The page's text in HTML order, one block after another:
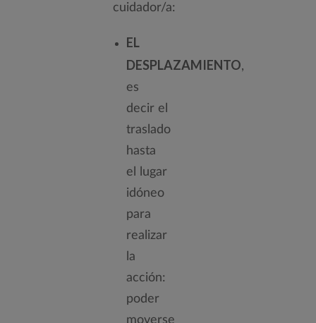
cuidador/a:
EL
DESPLAZAMIENTO,
es
decir el
traslado
hasta
el lugar
idóneo
para
realizar
la
acción:
poder
moverse